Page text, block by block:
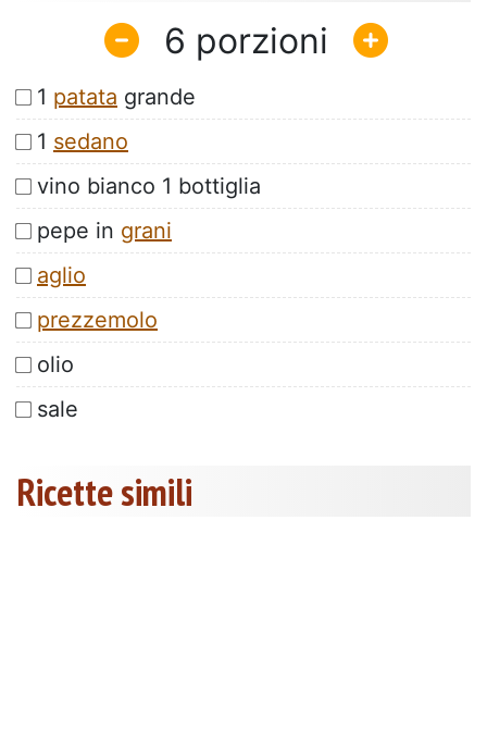
6
1 patata grande
1 sedano
vino bianco 1 bottiglia
pepe in grani
aglio
prezzemolo
olio
sale
Ricette simili